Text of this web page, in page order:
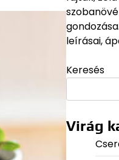
leírásai,
Keresés
Virág